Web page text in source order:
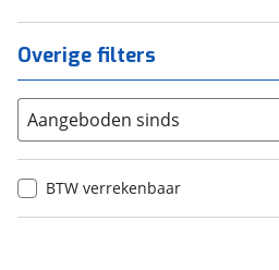
Overige filters
Aangeboden sinds
BTW verrekenbaar